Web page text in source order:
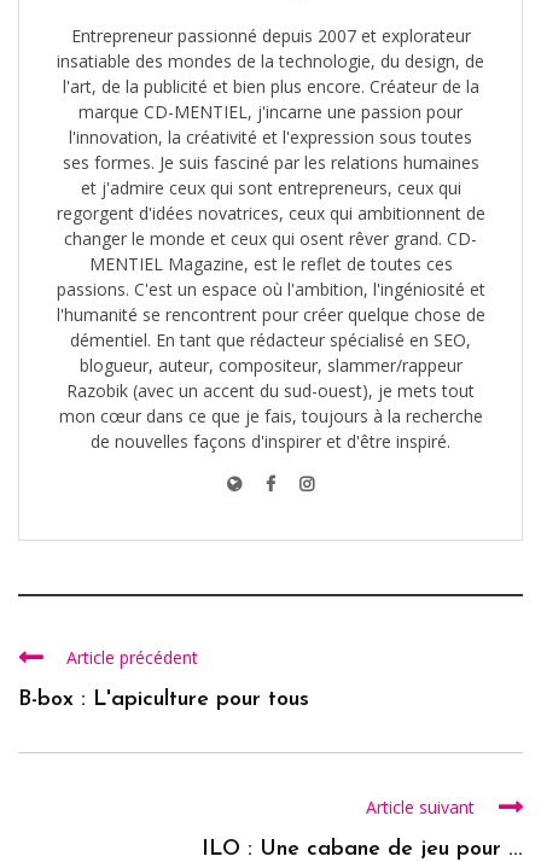
Entrepreneur passionné depuis 2007 et explorateur
insatiable des mondes de la technologie, du design, de
l'art, de la publicité et bien plus encore. Créateur de la
marque CD-MENTIEL, j'incarne une passion pour
l'innovation, la créativité et l'expression sous toutes
ses formes. Je suis fasciné par les relations humaines
et j'admire ceux qui sont entrepreneurs, ceux qui
regorgent d'idées novatrices, ceux qui ambitionnent de
changer le monde et ceux qui osent rêver grand. CD-
MENTIEL Magazine, est le reflet de toutes ces
passions. C'est un espace où l'ambition, l'ingéniosité et
l'humanité se rencontrent pour créer quelque chose de
démentiel. En tant que rédacteur spécialisé en SEO,
blogueur, auteur, compositeur, slammer/rappeur
Razobik (avec un accent du sud-ouest), je mets tout
mon cœur dans ce que je fais, toujours à la recherche
de nouvelles façons d'inspirer et d'être inspiré.
Article précédent
B-box : L'apiculture pour tous
Article suivant
ILO : Une cabane de jeu pour ...